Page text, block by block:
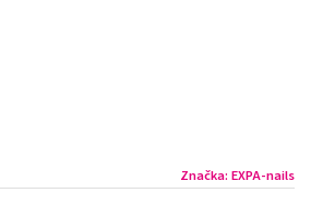
Značka: EXPA-nails